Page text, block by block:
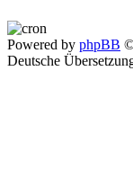
Powered by phpBB
Deutsche